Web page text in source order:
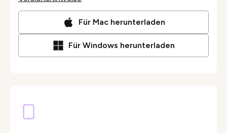
Für Mac herunterladen
Für Windows herunterladen